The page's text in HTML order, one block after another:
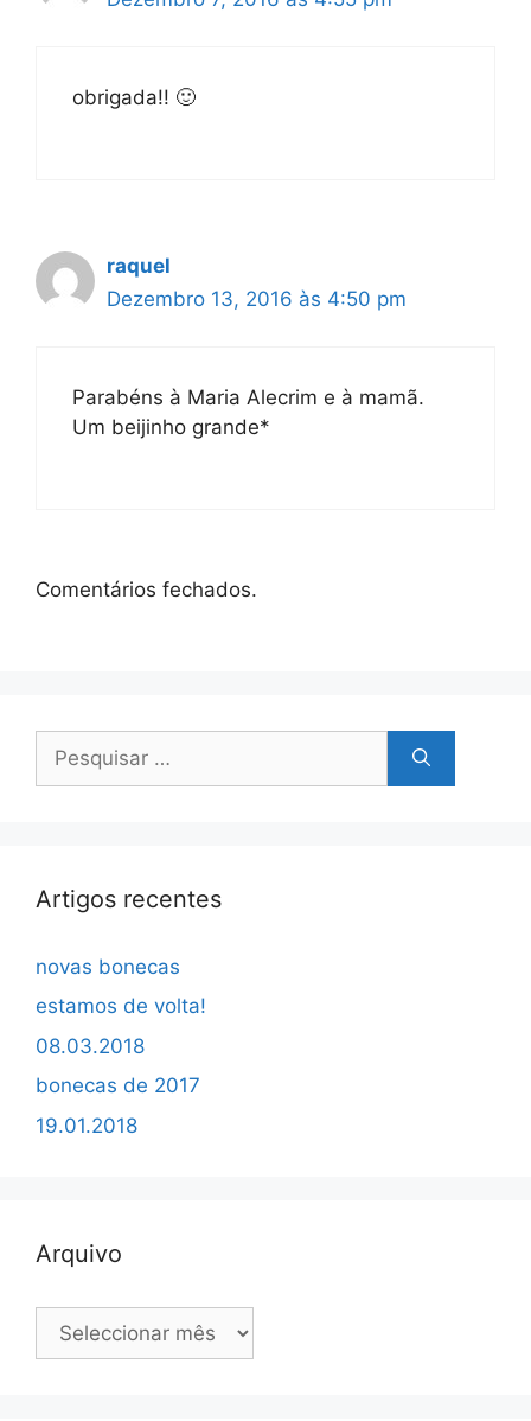
obrigada!! 🙂
raquel
Dezembro 13, 2016 às 4:50 pm
Parabéns à Maria Alecrim e à mamã.
Um beijinho grande*
Comentários fechados.
por:
Artigos recentes
novas bonecas
estamos de volta!
08.03.2018
bonecas de 2017
19.01.2018
Arquivo
Arquivo